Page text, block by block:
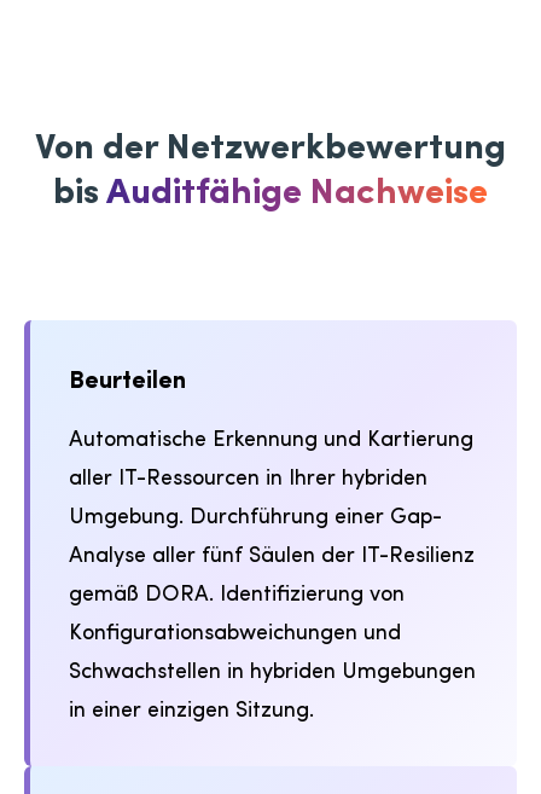
Von der Netzwerkbewertung
bisAuditfähige Nachweise
Beurteilen
Automatische Erkennung und Kartierung
aller IT-Ressourcen in Ihrer hybriden
Umgebung. Durchführung einer Gap-
Analyse aller fünf Säulen der IT-Resilienz
gemäß DORA. Identifizierung von
Konfigurationsabweichungen und
Schwachstellen in hybriden Umgebungen
in einer einzigen Sitzung.